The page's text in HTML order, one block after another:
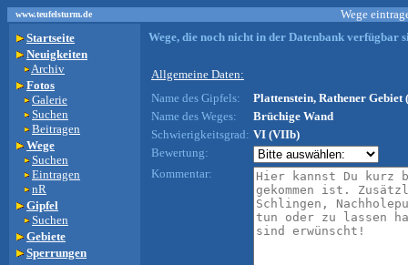
www.teufelsturm.de
Wege
Startseite
Neuigkeiten
Archiv
Fotos
Galerie
Suchen
Beitragen
Wege
Suchen
Eintragen
nR
Gipfel
Suchen
Gebiete
Sperrungen
Wege, die noch nicht in der Datenbank verfügbar
Allgemeine Daten:
Name des Gipfels:
Plattenstein, Rathener Gebiet
Name des Weges:
Brüchige Wand
Schwierigkeitsgrad: VI (VIIb)
Bewertung:
Kommentar: